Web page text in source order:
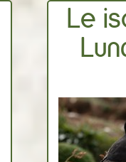
Le